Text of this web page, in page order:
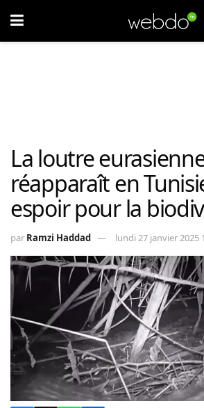
La loutre
réapparaît en
espoir pour la
par Ramzi Haddad lundi 27 janvier 2025